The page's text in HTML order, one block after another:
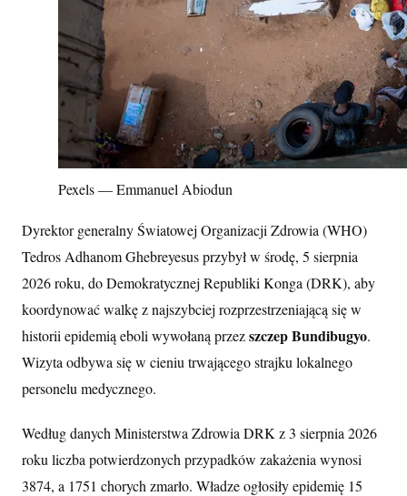
Pexels — Emmanuel Abiodun
Dyrektor generalny Światowej Organizacji Zdrowia (WHO)
Tedros Adhanom Ghebreyesus przybył w środę, 5 sierpnia
2026 roku, do Demokratycznej Republiki Konga (DRK), aby
koordynować walkę z najszybciej rozprzestrzeniającą się w
historii epidemią eboli wywołaną przezszczep Bundibugyo.
Wizyta odbywa się w cieniu trwającego strajku lokalnego
personelu medycznego.
Według danych Ministerstwa Zdrowia DRK z 3 sierpnia 2026
roku liczba potwierdzonych przypadków zakażenia wynosi
3874, a 1751 chorych zmarło. Władze ogłosiły epidemię 15